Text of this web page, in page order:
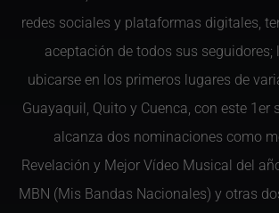
redes sociales y plataformas digitales,
aceptación de todos sus seguidores;
ubicarse en los primeros lugares de
Guayaquil, Quito y Cuenca, con este 1er
alcanza dos nominaciones como
Revelación y Mejor Vídeo Musical del
MBN (Mis Bandas Nacionales) y otras